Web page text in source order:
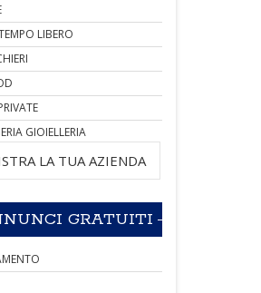
LIBERO
GIOIELLERIA
LA TUA AZIENDA
GRATUITI